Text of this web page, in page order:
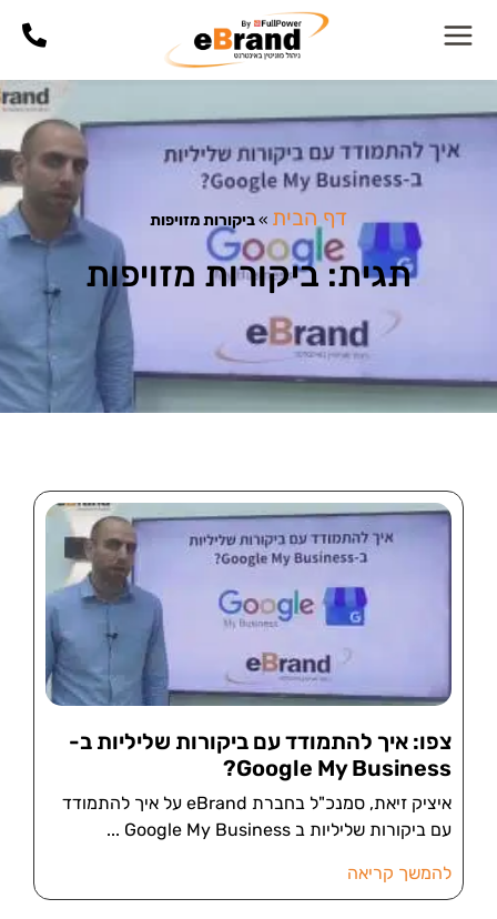
דף הבית »ביקורות מזויפות
תגית: ביקורות מזויפות
צפו: איך להתמודד עם ביקורות שליליות ב-
Google My Business?
איציק זיאת, סמנכ"ל בחברת eBrand על איך להתמודד
עם ביקורות שליליות ב Google My Business
להמשך קריאה